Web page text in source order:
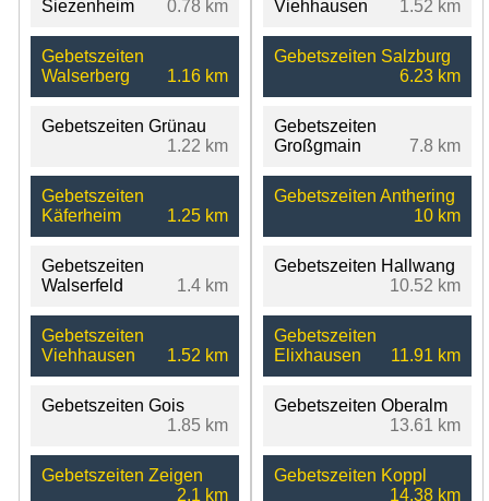
Siezenheim
0.78 km
Gebetszeiten
Walserberg
1.16 km
Gebetszeiten Grünau
1.22 km
Gebetszeiten
Käferheim
1.25 km
Gebetszeiten
Walserfeld
1.4 km
Gebetszeiten
Viehhausen
1.52 km
Gebetszeiten Gois
1.85 km
Gebetszeiten Zeigen
2.1 km
Viehhausen
1.52 km
Gebetszeiten Salzburg
6.23 km
Gebetszeiten
Großgmain
7.8 km
Gebetszeiten Anthering
10 km
Gebetszeiten Hallwang
10.52 km
Gebetszeiten
Elixhausen
11.91 km
Gebetszeiten Oberalm
13.61 km
Gebetszeiten Koppl
14.38 km